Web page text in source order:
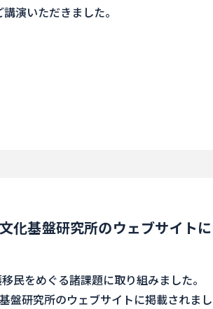
演いただきました。
化基盤研究所のウェブサイトに
民をめぐる諸課題に取り組みました。
盤研究所のウェブサイトに掲載されまし